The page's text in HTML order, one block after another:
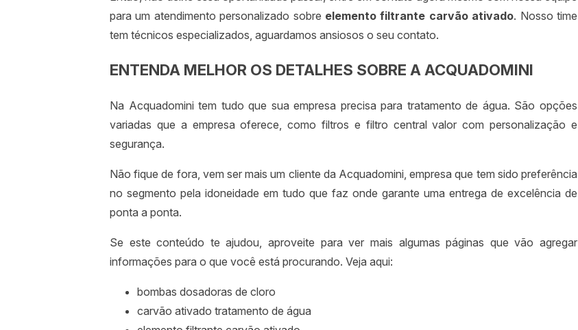
para um atendimento personalizado sobre elemento filtrante carvão ativado. Nosso time
tem técnicos especializados, aguardamos ansiosos o seu contato.
ENTENDA MELHOR OS DETALHES SOBRE A ACQUADOMINI
Na Acquadomini tem tudo que sua empresa precisa para tratamento de água. São opções
variadas que a empresa oferece, como filtros e filtro central valor com personalização e
segurança.
Não fique de fora, vem ser mais um cliente da Acquadomini, empresa que tem sido preferência
no segmento pela idoneidade em tudo que faz onde garante uma entrega de excelência de
ponta a ponta.
Se este conteúdo te ajudou, aproveite para ver mais algumas páginas que vão agregar
informações para o que você está procurando. Veja aqui:
bombas dosadoras de cloro
carvão ativado tratamento de água